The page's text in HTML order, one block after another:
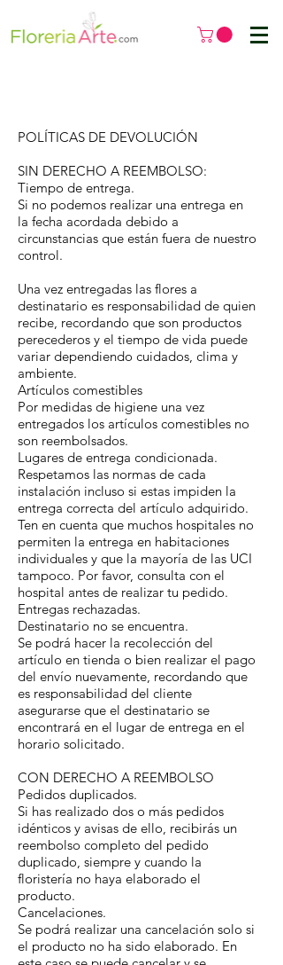
POLÍTICAS DE DEVOLUCIÓN
SIN DERECHO A REEMBOLSO:
Tiempo de entrega.
Si no podemos realizar una entrega en
la fecha acordada debido a
circunstancias que están fuera de nuestro
control.
Una vez entregadas las flores a
destinatario es responsabilidad de quien
recibe, recordando que son productos
perecederos y el tiempo de vida puede
variar dependiendo cuidados, clima y
ambiente.
Artículos comestibles
Por medidas de higiene una vez
entregados los artículos comestibles no
son reembolsados.
Lugares de entrega condicionada.
Respetamos las normas de cada
instalación incluso si estas impiden la
entrega correcta del artículo adquirido.
Ten en cuenta que muchos hospitales no
permiten la entrega en habitaciones
individuales y que la mayoría de las UCI
tampoco. Por favor, consulta con el
hospital antes de realizar tu pedido.
Entregas rechazadas.
Destinatario no se encuentra.
Se podrá hacer la recolección del
artículo en tienda o bien realizar el pago
del envío nuevamente, recordando que
es responsabilidad del cliente
asegurarse que el destinatario se
encontrará en el lugar de entrega en el
horario solicitado.
CON DERECHO A REEMBOLSO
Pedidos duplicados.
Si has realizado dos o más pedidos
idénticos y avisas de ello, recibirás un
reembolso completo del pedido
duplicado, siempre y cuando la
floristería no haya elaborado el
producto.
Cancelaciones.
Se podrá realizar una cancelación solo si
el producto no ha sido elaborado. En